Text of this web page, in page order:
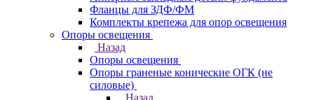
Фланцы для ЗДФ/ФМ
Комплекты крепежа для опор освещения
Опоры освещения
Назад
Опоры освещения
Опоры граненые конические ОГК (не
силовые)
Назад